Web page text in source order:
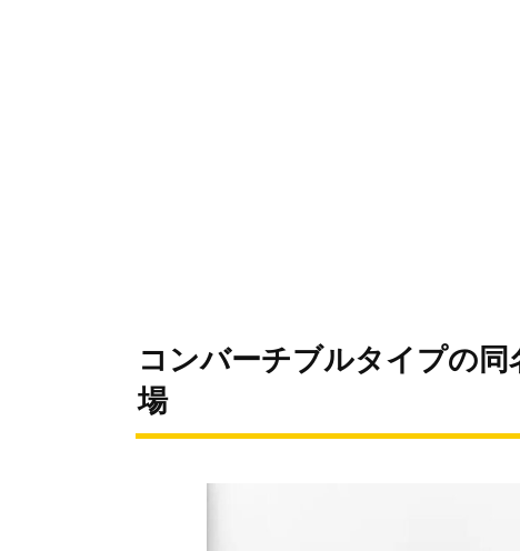
コンバーチブルタイプの
場